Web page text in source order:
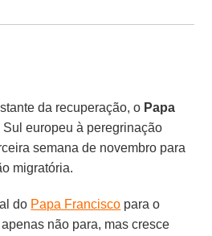
da recuperação, o Papa
europeu à peregrinação
semana de novembro para
migratória.
do Papa Francisco para o
não para, mas cresce